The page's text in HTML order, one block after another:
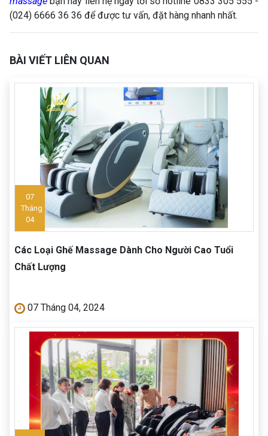
(024) 6666 36 36 để được tư vấn, đặt hàng nhanh nhất.
BÀI VIẾT LIÊN QUAN
07
Tháng
04
Các Loại Ghế Massage Dành Cho Người Cao Tuổi
Chất Lượng
07 Tháng 04, 2024